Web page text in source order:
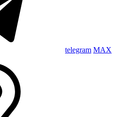
telegram MAX